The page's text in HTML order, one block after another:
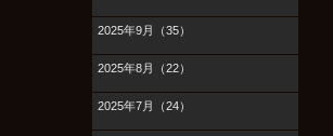
2025年9月（35）
2025年8月（22）
2025年7月（24）